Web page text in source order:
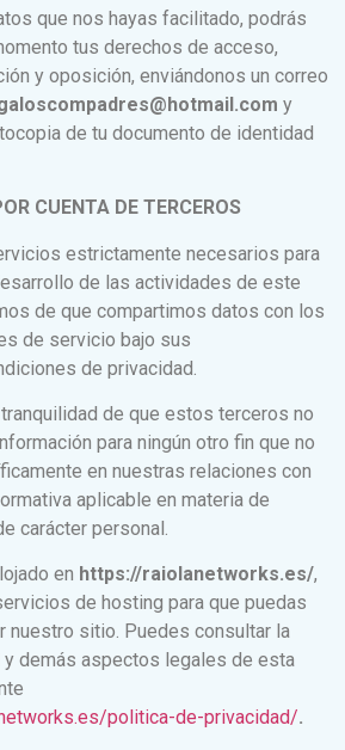
que nos hayas facilitado, podrás
tus derechos de acceso,
y oposición, enviándonos un correo
y
de tu documento de identidad
CUENTA DE TERCEROS
estrictamente necesarios para
de las actividades de este
de que compartimos datos con los
de servicio bajo sus
de privacidad.
de que estos terceros no
para ningún otro fin que no
en nuestras relaciones con
aplicable en materia de
carácter personal.
en https://raiolanetworks.es/,
de hosting para que puedas
nuestro sitio. Puedes consultar la
demás aspectos legales de esta
politica-de-privacidad/.